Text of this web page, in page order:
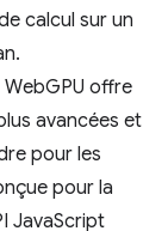
calcul sur un
offre
avancées et
pour les
pour la
JavaScript